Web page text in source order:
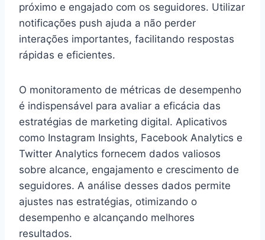
próximo e engajado com os seguidores. Utilizar
notificações push ajuda a não perder
interações importantes, facilitando respostas
rápidas e eficientes.
O monitoramento de métricas de desempenho
é indispensável para avaliar a eficácia das
estratégias de marketing digital. Aplicativos
como Instagram Insights, Facebook Analytics e
Twitter Analytics fornecem dados valiosos
sobre alcance, engajamento e crescimento de
seguidores. A análise desses dados permite
ajustes nas estratégias, otimizando o
desempenho e alcançando melhores
resultados.